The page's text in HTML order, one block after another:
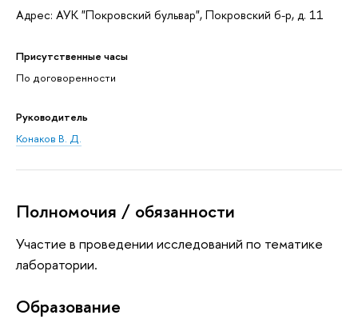
Адрес: АУК "Покровский бульвар", Покровский б-р, д. 11
Присутственные часы
По договоренности
Руководитель
Конаков В. Д.
Полномочия / обязанности
Участие в проведении исследований по тематике
лаборатории.
Oбразование